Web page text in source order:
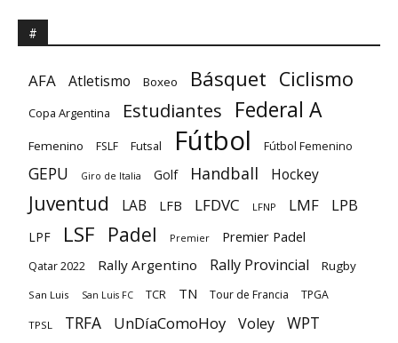
#
AFA Atletismo Boxeo Básquet Ciclismo
Copa Argentina Estudiantes Federal A
Femenino FSLF Futsal Fútbol Fútbol Femenino
GEPU Giro de Italia Golf Handball Hockey
Juventud LAB LFB LFDVC LFNP LMF LPB
LPF LSF Padel Premier Premier Padel
Qatar 2022 Rally Argentino Rally Provincial Rugby
San Luis San Luis FC TCR TN Tour de Francia TPGA
TPSL TRFA UnDíaComoHoy Voley WPT